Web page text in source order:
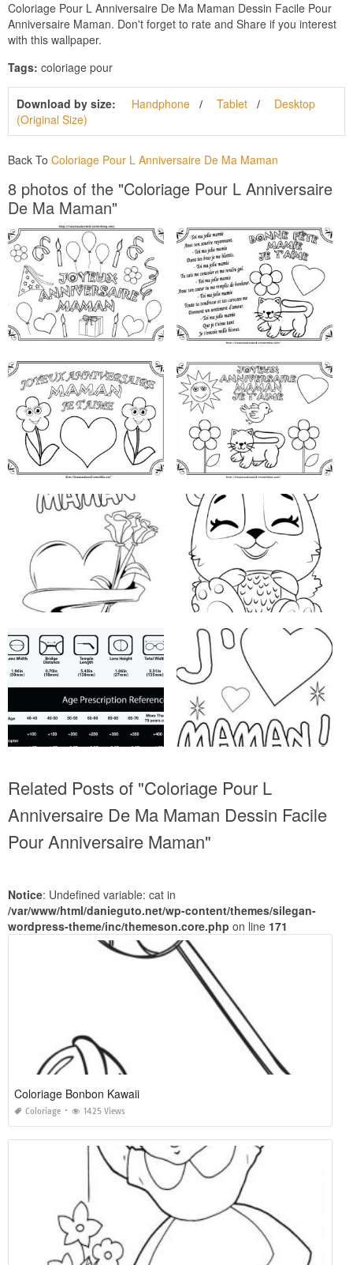
Coloriage Pour L Anniversaire De Ma Maman Dessin Facile Pour
Anniversaire Maman. Don't forget to rate and Share if you interest
with this wallpaper.
Tags: coloriage pour
Download by size: Handphone Tablet
Desktop
(Original Size)
Back To Coloriage Pour L Anniversaire De Ma Maman
8 photos of the "Coloriage Pour L Anniversaire
De Ma Maman"
Related Posts of "Coloriage Pour L
Anniversaire De Ma Maman Dessin Facile
Pour Anniversaire Maman"
Notice: Undefined variable: cat in
/var/www/html/danieguto.net/wp-content/themes/silegan-
wordpress-theme/inc/themeson.core.php on line 171
Coloriage Bonbon Kawaii
Coloriage 1425 Views